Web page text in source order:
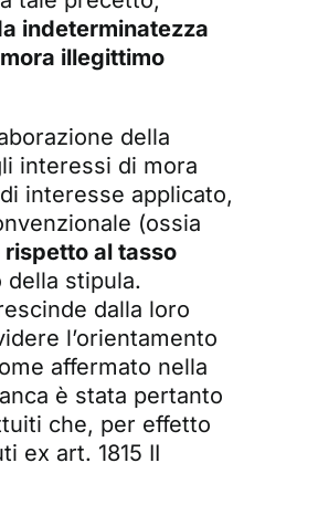
indeterminatezza
illegittimo
della
interessi di mora
interesse applicato,
(ossia
al tasso
stipula.
dalla loro
l’orientamento
affermato nella
è stata pertanto
che, per effetto
ex art. 1815 II